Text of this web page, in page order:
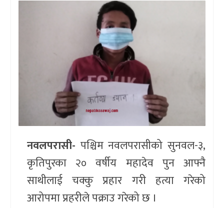
नवलपरासी- पश्चिम नवलपरासीको सुनवल-३,
कृतिपुरका २० वर्षीय महादेव पुन आफ्नै
साथीलाई चक्कु प्रहार गरी हत्या गरेको
आरोपमा प्रहरीले पक्राउ गरेको छ ।